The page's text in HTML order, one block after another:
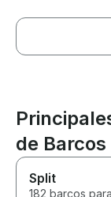
de Barcos
Split
182 barcos